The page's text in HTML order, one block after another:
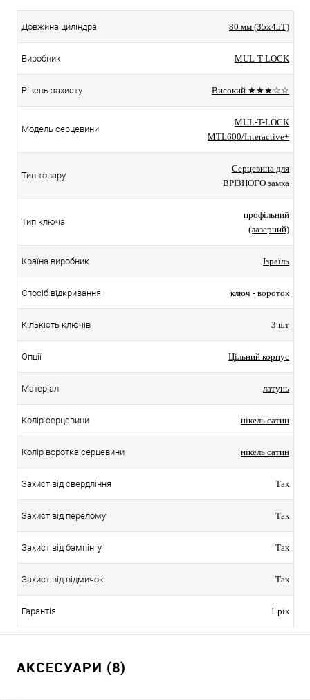
Довжина циліндра 80 мм (35x45T)
Виробник MUL-T-LOCK
Рівень захисту Високий ★★★☆☆
Модель серцевини
MUL-T-LOCK
MTL600/Interactive+
Тип товару
Серцевина для
ВРІЗНОГО замка
Тип ключа
профільний
(лазерний)
Країна виробник Ізраїль
Спосіб відкривання ключ - вороток
Кількість ключів 3 шт
Опції Цільний корпус
Матеріал латунь
Колір серцевини нікель сатин
Колір воротка серцевини нікель сатин
Захист від свердління Так
Захист від перелому Так
Захист від бампінгу Так
Захист від відмичок Так
Гарантія 1 рік
АКСЕСУАРИ (8)